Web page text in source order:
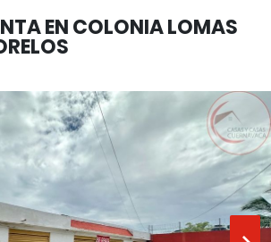
EN COLONIA LOMAS